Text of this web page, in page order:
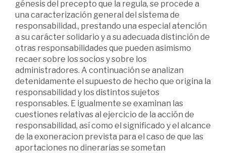
génesis del precepto que la regula, se procede a
una caracterización general del sistema de
responsabilidad., prestando una especial atención
a su carácter solidario y a su adecuada distinción de
otras responsabilidades que pueden asimismo
recaer sobre los socios y sobre los
administradores. A continuación se analizan
detenidamente el supuesto de hecho que origina la
responsabilidad y los distintos sujetos
responsables. E igualmente se examinan las
cuestiones relativas al ejercicio de la acción de
responsabilidad, así como el significado y el alcance
de la exoneracion prevista para el caso de que las
aportaciones no dinerarias se sometan